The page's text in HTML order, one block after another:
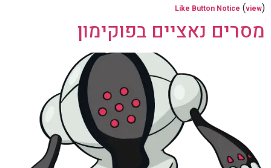
Like Button Notice (view)
מסרים נאציים בפוקימון